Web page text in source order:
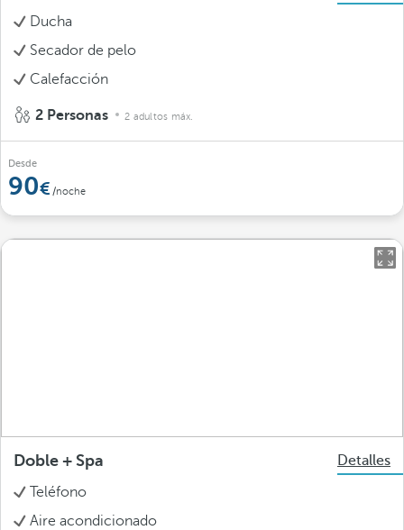
Ducha
Secador de pelo
Calefacción
2 Personas 2 adultos máx.
Desde
90 /noche
Doble + Spa
Detalles
Teléfono
Aire acondicionado